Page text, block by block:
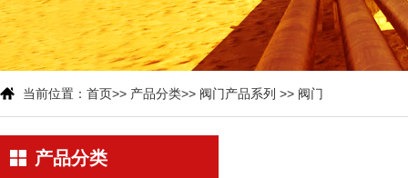
当前位置： 首页>> 产品分类>> 阀门产品系列 >> 阀门
产品分类